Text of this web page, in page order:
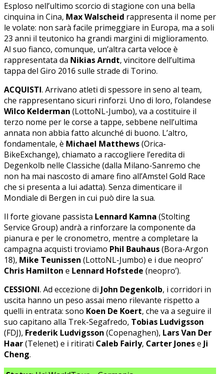
Esploso nell’ultimo scorcio di stagione con una bella
cinquina in Cina, Max Walscheid rappresenta il nome per
le volate: non sarà facile primeggiare in Europa, ma a soli
23 anni il teutonico ha grandi margini di miglioramento.
Al suo fianco, comunque, un’altra carta veloce è
rappresentata da Nikias Arndt, vincitore dell’ultima
tappa del Giro 2016 sulle strade di Torino.
ACQUISTI. Arrivano atleti di spessore in seno al team,
che rappresentano sicuri rinforzi. Uno di loro, l’olandese
Wilco Kelderman (LottoNL-Jumbo), va a costituire il
terzo nome per le corse a tappe, sebbene nell’ultima
annata non abbia fatto alcunché di buono. L’altro,
fondamentale, è Michael Matthews(Orica-
BikeExchange), chiamato a raccogliere l’eredita di
Degenkolb nelle Classiche (dalla Milano-Sanremo che
non ha mai nascosto di amare fino all’Amstel Gold Race
che si presenta a lui adatta). Senza dimenticare il
Mondiale di Bergen in cui può dire la sua.
Il forte giovane passista Lennard Kamna (Stolting
Service Group) andrà a rinforzare la componente da
pianura e per le cronometro, mentre a completare la
campagna acquisti troviamo Phil Bauhaus(Bora-Argon
18), Mike Teunissen (LottoNL-Jumbo) e i due neopro’
Chris Hamilton e Lennard Hofstede (neopro’).
CESSIONI. Ad eccezione di John Degenkolb, i corridori in
uscita hanno un peso assai meno rilevante rispetto a
quelli in entrata: sono Koen De Koert, che va a seguire il
suo capitano alla Trek-Segafredo, Tobias Ludvigsson
(FDJ), Frederik Ludvigsson (Copenaghen), Lars Van Der
Haar(Telenet) e i ritirati Caleb Fairly, Carter Jonese Ji
Cheng.